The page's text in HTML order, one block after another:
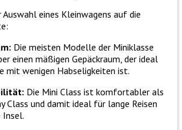
Auswahl eines Kleinwagens auf die
Die meisten Modelle der Miniklasse
einen mäßigen Gepäckraum, der ideal
mit wenigen Habseligkeiten ist.
Die Mini Class ist komfortabler als
Class und damit ideal für lange Reisen
Insel.